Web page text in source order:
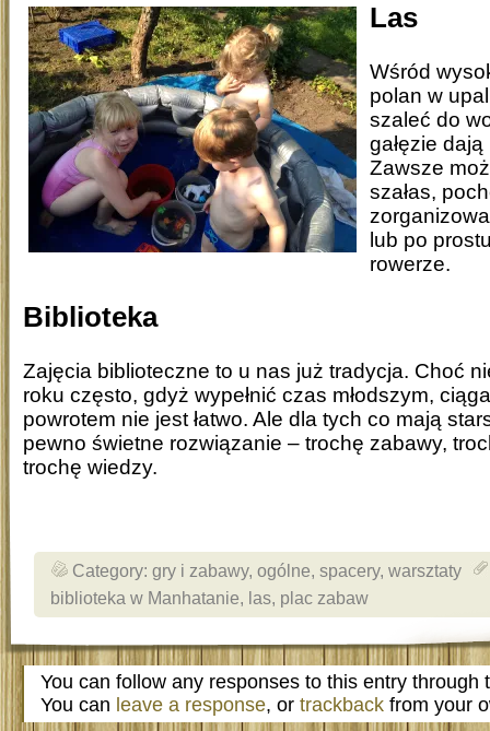
Las
Wśród
polan w
szaleć do
gałęzie
Zawsze
szałas,
lub po
rowerze.
Biblioteka
Zajęcia biblioteczne to u nas już tradycja. Choć
roku często, gdyż wypełnić czas młodszym,
powrotem nie jest łatwo. Ale dla tych co mają
pewno świetne rozwiązanie – trochę zabawy,
trochę wiedzy.
Category: gry i zabawy, ogólne, spacery, warsztaty
biblioteka w Manhatanie, las, plac zabaw
You can follow any responses to this entry through
You can leave a response, or trackback from your